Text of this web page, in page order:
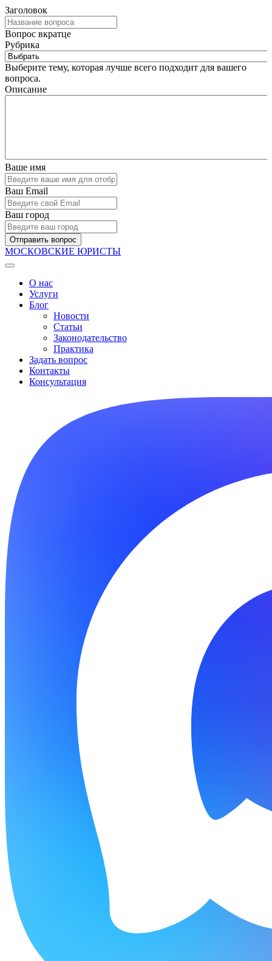
Заголовок
Вопрос вкратце
Рубрика
Выберите тему, которая лучше всего подходит для вашего
вопроса.
Описание
Ваше имя
Ваш Email
Ваш город
Отправить вопрос
МОСКОВСКИЕ ЮРИСТЫ
О нас
Услуги
Блог
Новости
Статьи
Законодательство
Практика
Задать вопрос
Контакты
Консультация